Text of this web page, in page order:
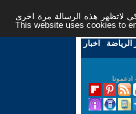
لاتظهر هذه الرسالة مرة اخرى -
This website uses cookies to
الرياضة - اخبار
ادعمونا